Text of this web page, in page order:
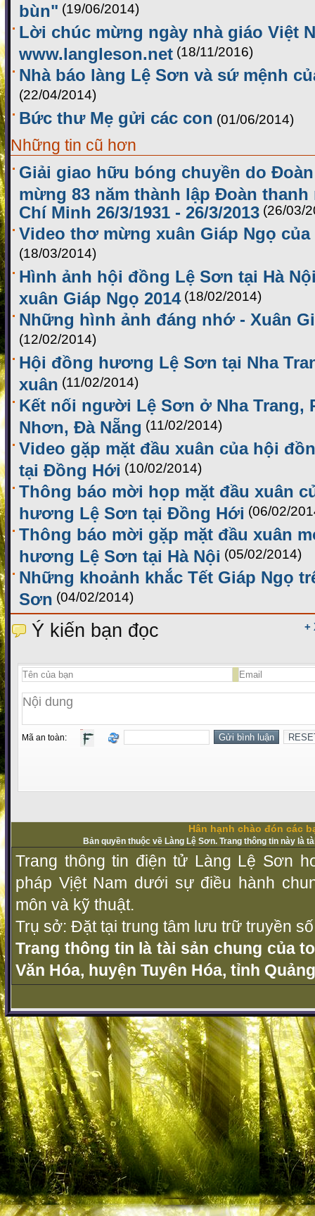
bùn" (19/06/2014)
Lời chúc mừng ngày nhà giáo Việt
www.langleson.net (18/11/2016)
Nhà báo làng Lệ Sơn và sứ mệnh
(22/04/2014)
Bức thư Mẹ gửi các con (01/06/2014)
Những tin cũ hơn
Giải giao hữu bóng chuyền do
mừng 83 năm thành lập Đoàn thanh
Chí Minh 26/3/1931 - 26/3/2013 (26/03/
Video thơ mừng xuân Giáp Ngọ
(18/03/2014)
Hình ảnh hội đồng Lệ Sơn tại Hà
xuân Giáp Ngọ 2014 (18/02/2014)
Những hình ảnh đáng nhớ - Xuân
(12/02/2014)
Hội đồng hương Lệ Sơn tại Nha
xuân (11/02/2014)
Kết nối người Lệ Sơn ở Nha Trang,
Nhơn, Đà Nẵng (11/02/2014)
Video gặp mặt đầu xuân của hội
tại Đồng Hới (10/02/2014)
Thông báo mời họp mặt đầu xuân
hương Lệ Sơn tại Đồng Hới (06/02/
Thông báo mời gặp mặt đầu xuân
hương Lệ Sơn tại Hà Nội (05/02/2014)
Những khoảnh khắc Tết Giáp Ngọ
Sơn (04/02/2014)
+
Ý kiến bạn đọc
Mã an toàn:
Hân hạnh chào đón các
Bản quyền thuộc về Làng Lệ Sơn. Trang thông tin này là
Trang thông tin điện tử Làng Lệ Sơn
pháp Vịệt Nam dưới sự điều hành
môn và kỹ thuật.
Trụ sở: Đặt tại trung tâm lưu trữ truyền
Trang thông tin là tài sản chung của
Văn Hóa, huyện Tuyên Hóa, tỉnh